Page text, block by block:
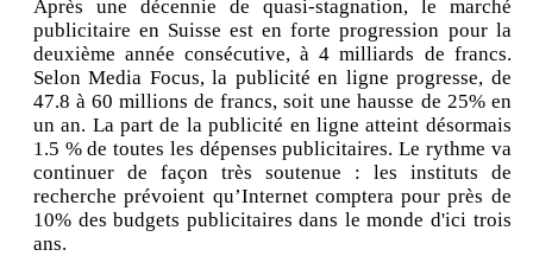
Après une décennie de quasi-stagnation, le marché
publicitaire en Suisse est en forte progression pour la
deuxième année consécutive, à 4 milliards de francs.
Selon Media Focus, la publicité en ligne progresse, de
47.8 à 60 millions de francs, soit une hausse de 25% en
un an. La part de la publicité en ligne atteint désormais
1.5 % de toutes les dépenses publicitaires. Le rythme va
continuer de façon très soutenue : les instituts de
recherche prévoient qu’Internet comptera pour près de
10% des budgets publicitaires dans le monde d'ici trois
ans.